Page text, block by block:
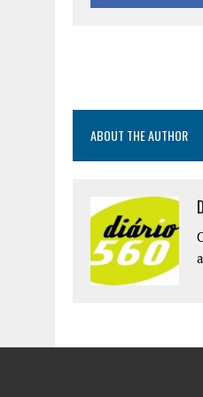
ABOUT THE AUTHOR